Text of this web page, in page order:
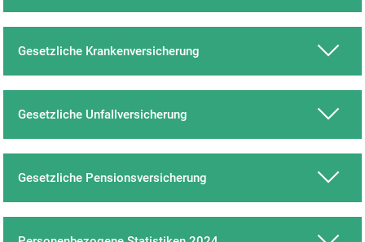
Gesetzliche Krankenversicherung
Gesetzliche Unfallversicherung
Gesetzliche Pensionsversicherung